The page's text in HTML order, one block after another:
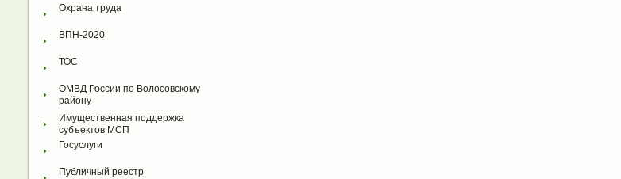
Охрана труда
ВПН-2020
ТОС
ОМВД России по Волосовскому
району
Имущественная поддержка
субъектов МСП
Госуслуги
Публичный реестр